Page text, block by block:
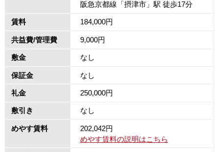
賃料 184,000円
共益費/管理費 9,000円
敷金 なし
保証金 なし
礼金 250,000円
敷引き なし
めやす賃料
202,042円
めやす賃料の説明はこちら
阪急京都線「摂津市」駅 徒歩17分